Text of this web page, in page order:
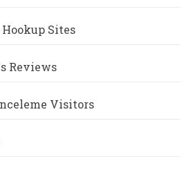
Sites
Reviews
Visitors